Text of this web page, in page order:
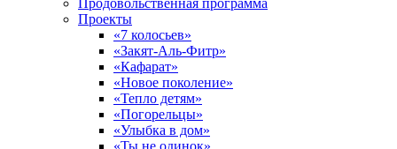
Проекты
«7 колосьев»
«Закят-Аль-Фитр»
«Кафарат»
«Новое поколение»
«Тепло детям»
«Погорельцы»
«Улыбка в дом»
«Ты не одинок»